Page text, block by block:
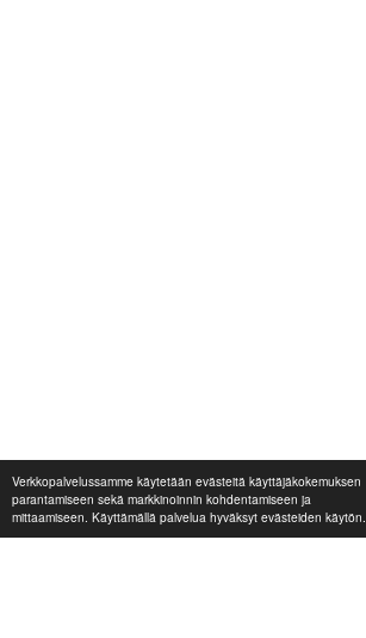
Verkkopalvelussamme käytetään evästeitä käyttäjäkokemuksen
parantamiseen sekä markkinoinnin kohdentamiseen ja
mittaamiseen. Käyttämällä palvelua hyväksyt evästeiden käytön.